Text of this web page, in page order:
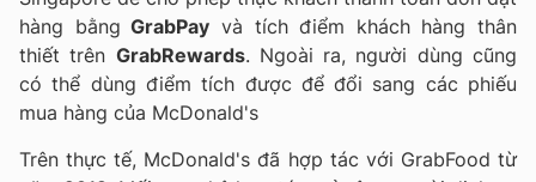
hàng bằng GrabPay và tích điểm khách hàng thân
thiết trên GrabRewards. Ngoài ra, người dùng cũng
có thể dùng điểm tích được để đổi sang các phiếu
mua hàng của McDonald's
Trên thực tế, McDonald's đã hợp tác với GrabFood từ